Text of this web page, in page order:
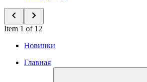
Item 1 of 12
Новинки
Главная